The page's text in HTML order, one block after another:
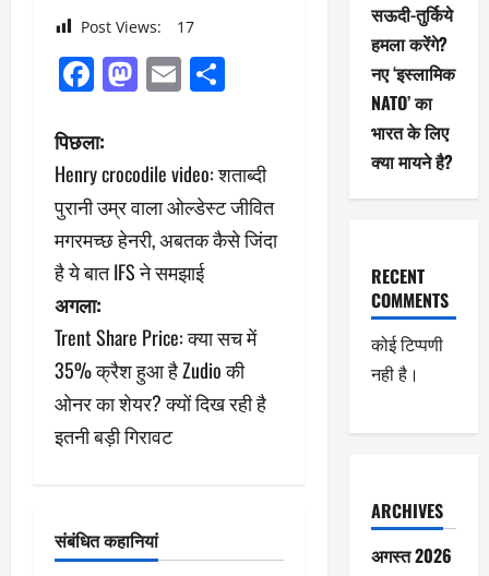
Post Views: 17
Facebook
Mastodon
Email
पो
स्ट
ने
वि
गे
श
न
पिछला:
Henry crocodile video: शताब्दी
पुरानी उम्र वाला ओल्डेस्ट जीवित
मगरमच्छ हेनरी, अबतक कैसे जिंदा
है ये बात IFS ने समझाई
अगला:
Trent Share Price: क्या सच में
35% क्रैश हुआ है Zudio की
ओनर का शेयर? क्यों दिख रही है
इतनी बड़ी गिरावट
संबंधित कहानियां
सऊदी-तुर्किये
हमला करेंगे?
नए ‘इस्लामिक
NATO’ का
भारत के लिए
क्या मायने है?
RECENT
COMMENTS
कोई टिप्पणी
नही है।
ARCHIVES
अगस्त 2026